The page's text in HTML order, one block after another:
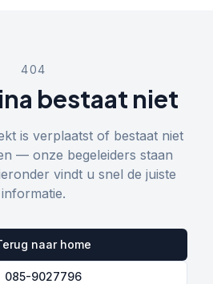
404
bestaat niet
is verplaatst of bestaat niet
— onze begeleiders staan
vindt u snel de juiste
informatie.
naar home
085-9027796